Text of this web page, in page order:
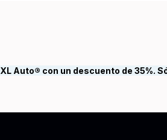
Auto® con un descuento de 35%.